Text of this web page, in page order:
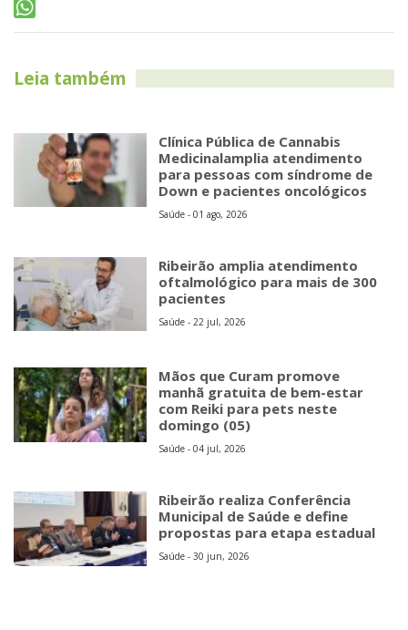
Leia também
Clínica Pública de Cannabis
Medicinalamplia atendimento
para pessoas com síndrome de
Down e pacientes oncológicos
Saúde - 01 ago, 2026
Ribeirão amplia atendimento
oftalmológico para mais de 300
pacientes
Saúde - 22 jul, 2026
Mãos que Curam promove
manhã gratuita de bem-estar
com Reiki para pets neste
domingo (05)
Saúde - 04 jul, 2026
Ribeirão realiza Conferência
Municipal de Saúde e define
propostas para etapa estadual
Saúde - 30 jun, 2026